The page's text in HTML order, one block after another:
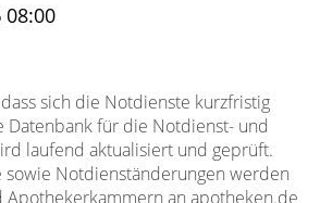
08:00
sich die Notdienste kurzfristig
Datenbank für die Notdienst- und
laufend aktualisiert und geprüft.
Notdienständerungen werden
Apothekerkammern an apotheken.de